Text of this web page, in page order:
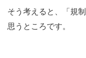
そう考えると、「規
思うところです。